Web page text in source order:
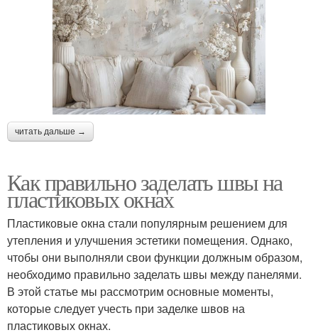
читать дальше →
Как правильно заделать швы на
пластиковых окнах
Пластиковые окна стали популярным решением для
утепления и улучшения эстетики помещения. Однако,
чтобы они выполняли свои функции должным образом,
необходимо правильно заделать швы между панелями.
В этой статье мы рассмотрим основные моменты,
которые следует учесть при заделке швов на
пластиковых окнах.